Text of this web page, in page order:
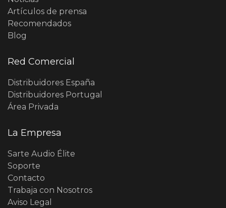
Artículos de prensa
Recomendados
Blog
Red Comercial
Distribuidores España
Distribuidores Portugal
Área Privada
La Empresa
Sarte Audio Élite
Soporte
Contacto
Trabaja con Nosotros
Aviso Legal